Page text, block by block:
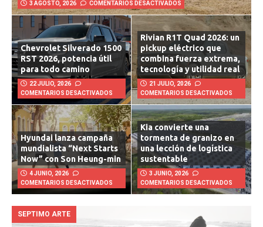
3 AGOSTO, 2026 COMENTARIOS DESACTIVADOS
Chevrolet Silverado 1500
RST 2026, potencia útil
para todo camino
22 JULIO, 2026
COMENTARIOS DESACTIVADOS
Rivian R1T Quad 2026: un
pickup eléctrico que
combina fuerza extrema,
tecnología y utilidad real
21 JULIO, 2026
COMENTARIOS DESACTIVADOS
Hyundai lanza campaña
mundialista “Next Starts
Now” con Son Heung-min
4 JUNIO, 2026
COMENTARIOS DESACTIVADOS
Kia convierte una
tormenta de granizo en
una lección de logística
sustentable
3 JUNIO, 2026
COMENTARIOS DESACTIVADOS
SEPTIMO ARTE